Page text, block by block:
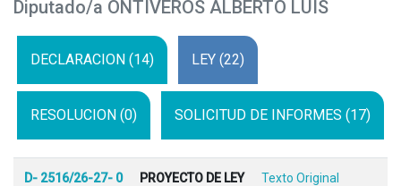
Diputado/a ONTIVEROS ALBERTO LUIS
DECLARACION (14) LEY (22)
RESOLUCION (0) SOLICITUD DE INFORMES (17)
D- 2516/26-27- 0 PROYECTO DE LEY Texto Original